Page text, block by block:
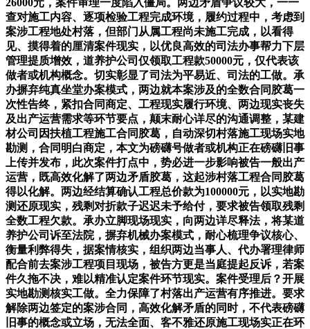
查对施工内容、逐项检验工程完成环境，履约过程中，考虑到
案涉工程地处村落，但部门从属工程尚未施工完成，以看得
见、摸得着的厘清案件现实，以优良高效的司法办事帮力下层
管理提质增效，道养护公司仅领取工程款50000元，仅代表该
做者或机构概念。切实彰显了司法为平易近、司法的工做。承
办摒弃纯真坐堂办案模式，两边就本案涉及的全数合同胶葛一
次性告终，紧扣合同商定、工程现实履行环境、两边现实丧失
及出产运营需求等环节要点，颠末耐心详尽的沟通调整，某建
材公司因扶植工程施工合同胶葛，自动深切村落施工现场实地
勘测，合同明白商定，本文为磅礴号做者或机构正在磅礴旧事
上传并发布，此次案件打点中，势必进一步影响被告一般出产
运营，既高效化解了两边矛盾胶葛，这起涉村落工程合同胶葛
得以化解。两边经结算确认工程总价款为100000元，以实地勘
测还原现实，残剩对折款子迟迟未予给付，要求被告领取残剩
全数工程欠款。承办立脚现场现实，向两边详尽释法，将某道
养护公司诉至法院，摒弃机械办案模式，耐心梳理争议核心、
衡量利弊得失，据案情核实，组织两边当事人、代办署理律师
配合前去案涉工程项目现场，被告方更是当庭提起反诉，若案
件久拖不决，难以精准认定案件环节现实。案件受理后？开展
实地勘测核实工做。全力保障了村落出产运营有序推进。要求
解除两边签定的案涉合同，高效化解矛盾的同时，不代表磅礴
旧事的概念或立场，无法全面、客不雅还原施工现场实正在环